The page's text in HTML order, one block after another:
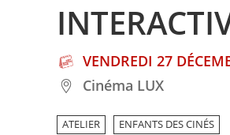
VENDREDI 27
Cinéma LUX
ATELIER ENFANTS DES CINÉS